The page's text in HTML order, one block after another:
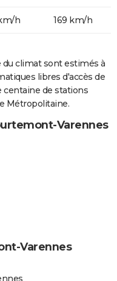
h 169 km/h
du climat sont estimés à
libres d'accès de
centaine de stations
Métropolitaine.
Varennes
Varennes